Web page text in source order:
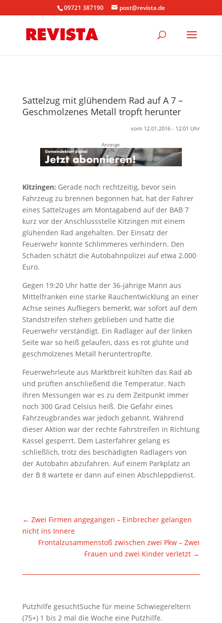
09721 387190 post@revista.de
Sattelzug mit glühendem Rad auf A 7 –
Geschmolzenes Metall tropft herunter
vom 12.01.2016 - 12:01 Uhr
Anzeige
Kitzingen: Gerade noch rechtzeitig, bevor sein
Fahrzeug zu brennen begonnen hat, hat der Fahrer
eines Sattelzuges am Montagabend auf der BAB 7
kurz vor der Anschlussstelle Kitzingen mit einem
glühenden Rad angehalten. Der Einsatz der
Feuerwehr konnte Schlimmeres verhindern. Den
Schaden schätzt die Autobahnpolizei auf etwa 2.000
Euro.
Gegen 19:20 Uhr hatte der 36-jährige Mann aus
Mittelfranken eine starke Rauchentwicklung an einer
Achse seines Aufliegers bemerkt, war sofort auf dem
Standstreifen stehen geblieben und hatte die
Feuerwehr verständigt. Ein Radlager auf der linken
Seite war so heiß gelaufen, dass es rot glühte und
geschmolzenes Metall heruntertropfte.
Feuerwehrleute aus Marktbreit kühlten das Rad ab
und prüften anschließend die Temperatur. Nach
ihren Messungen war es zu dem Zeitpunkt immer
noch 300 Grad Celsius heiß. Die Gefahr eines
Fahrzeugbrandes war jedoch gebannt. Während
dieser Aktion war der rechte Fahrstreifen in Richtung
Kassel gesperrt. Dem Lasterfahrer gelang es
schließlich, trotz des beschädigten Radlagers von
der Autobahn abzufahren. Auf einem Parkplatz an
der B 8 wartete er dann auf einen Abschleppdienst.
← Zwei Firmen angegangen – Einbrecher gelangen
nicht ins Innere
Frontalzusammenstoß zwischen zwei Pkw – Zwei
Frauen und zwei Kinder verletzt →
Putzhilfe gesuchtSuche für meine Schwiegereltern
(75+) 1 bis 2 mal die Woche eine Putzhilfe.